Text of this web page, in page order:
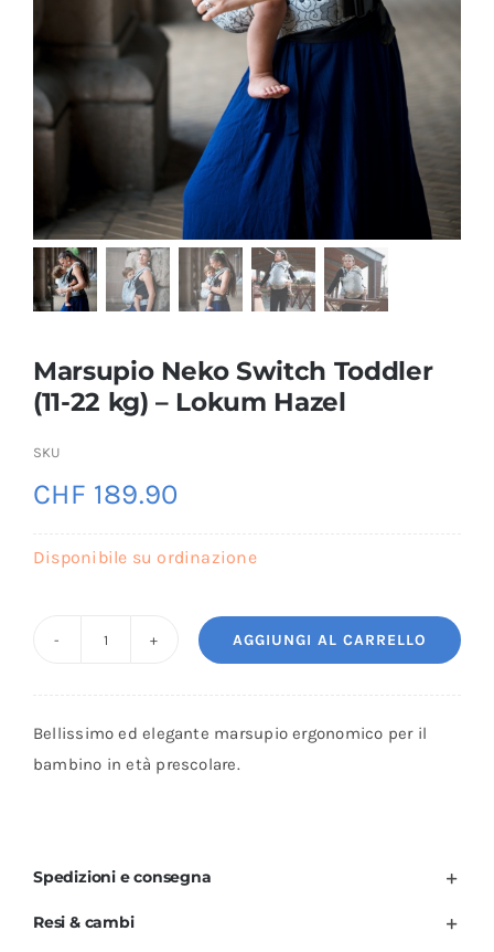
Marsupio Neko Switch Toddler
(11-22 kg) – Lokum Hazel
SKU
CHF 189.90
Disponibile su ordinazione
Toddler
–
Hazel
AGGIUNGI AL CARRELLO
Bellissimo ed elegante marsupio ergonomico per il
bambino in età prescolare.
Spedizioni e consegna
Resi & cambi